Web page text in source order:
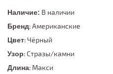
Наличие: В наличии
Бренд: Американские
Цвет: Чёрный
Узор: Стразы/камни
Длина: Макси